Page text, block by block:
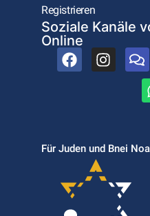
Registrieren
Soziale Kanäle
Online
Für Juden und Bnei